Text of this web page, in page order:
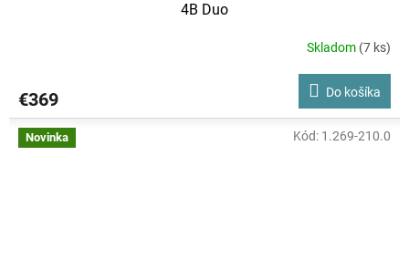
4B Duo
Skladom (7 ks)
€369 Do košíka
Novinka Kód: 1.269-210.0